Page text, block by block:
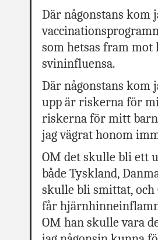
Där någonstans kom
som hetsas fram mot
svininfluensa.
Där någonstans kom
upp är riskerna för
riskerna för mitt
jag vägrat honom
OM det skulle bli ett
både Tyskland,
skulle bli smittat, och
får
OM han skulle vara